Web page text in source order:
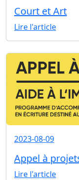
Court et Art
Lire l'article
2023-08-09
Appel à
Lire l'article